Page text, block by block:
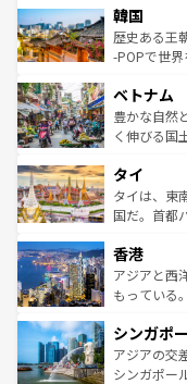
はコンテン
いる。アク
ビング、ハ
い。オース
参照してほ
ン）、静ひ
と山間の静
驚きをもた
容にもいい
照してほし
韓国
歴史ある王
-POPで世
き、地方に
できる。そ
まで、さま
リティに包
覧を参照し
ベトナム
豊かな自然
く伸びる国
急速な発展
ーチミン市
醸し出して
とつ。フォ
ひ現地で味
が旅行者を
参照してほ
タイ
タイは、東
国だ。首都
の活気が交
帯で自然と
いビーチで
激する。気
が待ってい
た文化、そ
香港
アジアと西
もっている
み、どこを
ており、効
うな絶景か
シンガポ
アジアの交
シンガポー